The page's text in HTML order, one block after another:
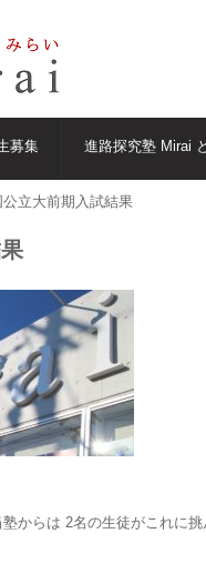
募集 進路探究塾 Mirai
公立大前期入試結果
からは 2名の生徒がこれに挑